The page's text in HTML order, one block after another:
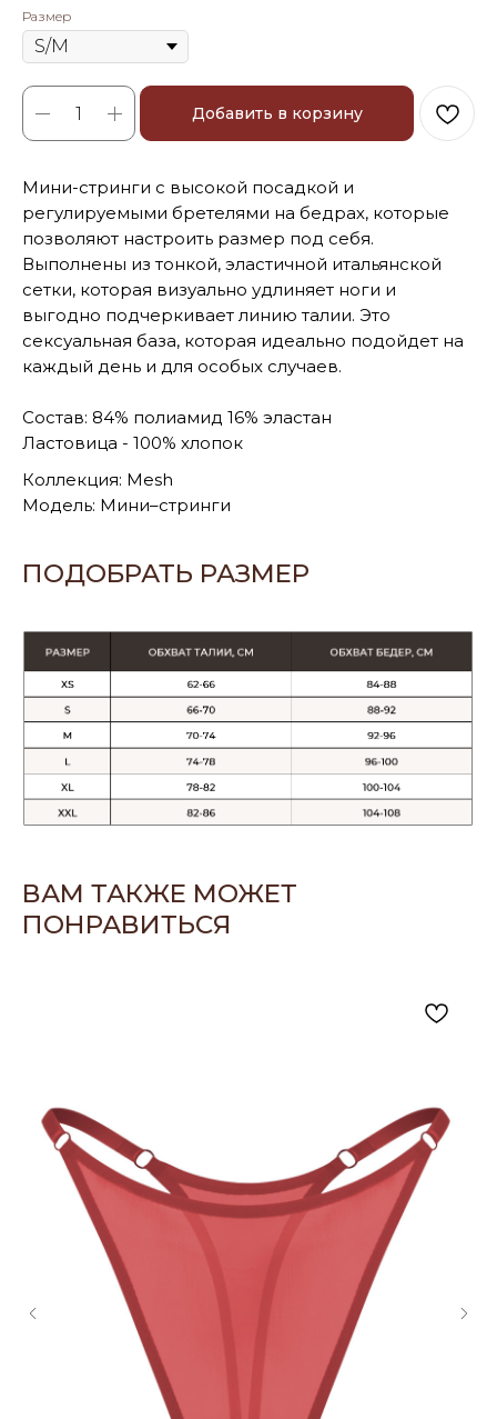
Размер
Добавить в корзину
Мини-стринги с высокой посадкой и
регулируемыми бретелями на бедрах, которые
позволяют настроить размер под себя.
Выполнены из тонкой, эластичной итальянской
сетки, которая визуально удлиняет ноги и
выгодно подчеркивает линию талии. Это
сексуальная база, которая идеально подойдет на
каждый день и для особых случаев.
Состав: 84% полиамид 16% эластан
Ластовица - 100% хлопок
Коллекция: Mesh
Модель: Мини–стринги
ПОДОБРАТЬ РАЗМЕР
ВАМ ТАКЖЕ МОЖЕТ
ПОНРАВИТЬСЯ